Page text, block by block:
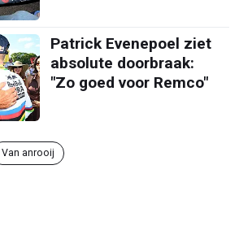
Patrick Evenepoel ziet
absolute doorbraak:
"Zo goed voor Remco"
Van anrooij